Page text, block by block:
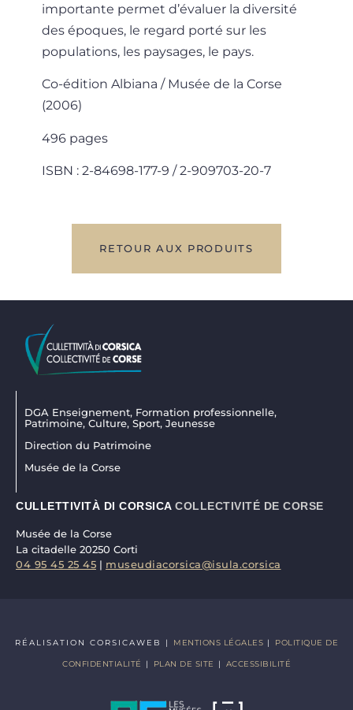
importante permet d’évaluer la diversité
des époques, le regard porté sur les
populations, les paysages, le pays.
Co-édition Albiana / Musée de la Corse
(2006)
496 pages
ISBN : 2-84698-177-9 / 2-909703-20-7
RETOUR AUX PRODUITS
DGA Enseignement, Formation professionnelle,
Patrimoine, Culture, Sport, Jeunesse
Direction du Patrimoine
Musée de la Corse
CULLETTIVITÀ DI CORSICA COLLECTIVITÉ DE CORSE
Musée de la Corse
La citadelle 20250 Corti
04 95 45 25 45 | museudiacorsica@isula.corsica
RÉALISATION CORSICAWEB | MENTIONS LÉGALES | POLITIQUE DE
CONFIDENTIALITÉ | PLAN DE SITE | ACCESSIBILITÉ